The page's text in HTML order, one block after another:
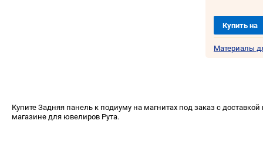
Купить на
Материалы
Купите Задняя панель к подиуму на магнитах под заказ с доставкой
магазине для ювелиров Рута.